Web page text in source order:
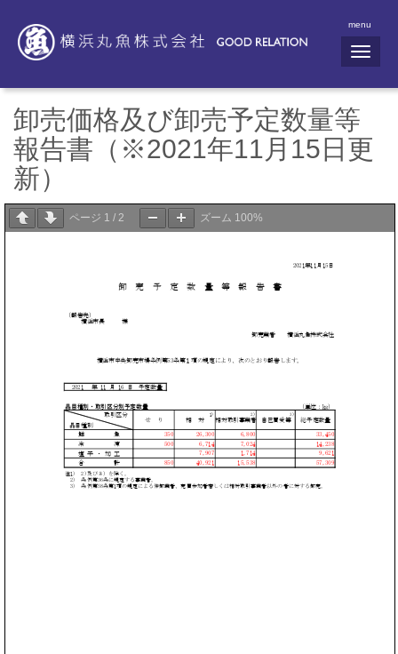
menu
N
a
i
t
i
o
卸売価格及び卸売予定数量等
報告書（※2021年11月15日更
新）
ページ 1 / 2 ズーム 100%